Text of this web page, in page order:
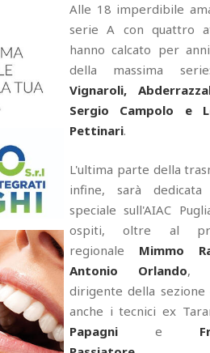
Alle 18 imperdibile
serie A con quattro
hanno calcato per
della massima
Vignaroli,
Sergio Campolo e
Pettinari.
L'ultima parte della
infine, sarà
speciale sull'AIAC
ospiti, oltre al
regionale Mimmo
Antonio Orlando,
dirigente della sezione
anche i tecnici ex
Papagni e